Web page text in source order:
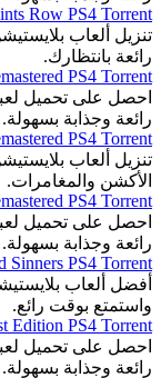
Row PS4 Torrent
تنزيل ألعاب
رائعة بانتظارك.
PS4 Torrent
رائعة وجذابة بسهولة.
PS4 Torrent
تنزيل ألعاب
الأكشن والمغامرات.
PS4 Torrent
رائعة وجذابة بسهولة.
Sinners PS4 Torrent
أفضل ألعاب
واستمتع بوقت رائع.
Edition PS4 Torrent
رائعة وجذابة بسهولة.